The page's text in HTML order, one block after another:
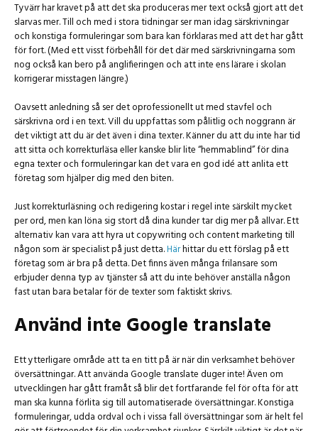
Tyvärr har kravet på att det ska produceras mer text också gjort att det
slarvas mer. Till och med i stora tidningar ser man idag särskrivningar
och konstiga formuleringar som bara kan förklaras med att det har gått
för fort. (Med ett visst förbehåll för det där med särskrivningarna som
nog också kan bero på anglifieringen och att inte ens lärare i skolan
korrigerar misstagen längre.)
Oavsett anledning så ser det oprofessionellt ut med stavfel och
särskrivna ord i en text. Vill du uppfattas som pålitlig och noggrann är
det viktigt att du är det även i dina texter. Känner du att du inte har tid
att sitta och korrekturläsa eller kanske blir lite “hemmablind” för dina
egna texter och formuleringar kan det vara en god idé att anlita ett
företag som hjälper dig med den biten.
Just korrekturläsning och redigering kostar i regel inte särskilt mycket
per ord, men kan löna sig stort då dina kunder tar dig mer på allvar. Ett
alternativ kan vara att hyra ut copywriting och content marketing till
någon som är specialist på just detta.Härhittar du ett förslag på ett
företag som är bra på detta. Det finns även många frilansare som
erbjuder denna typ av tjänster så att du inte behöver anställa någon
fast utan bara betalar för de texter som faktiskt skrivs.
Använd inte Google translate
Ett ytterligare område att ta en titt på är när din verksamhet behöver
översättningar. Att använda Google translate duger inte! Även om
utvecklingen har gått framåt så blir det fortfarande fel för ofta för att
man ska kunna förlita sig till automatiserade översättningar. Konstiga
formuleringar, udda ordval och i vissa fall översättningar som är helt fel